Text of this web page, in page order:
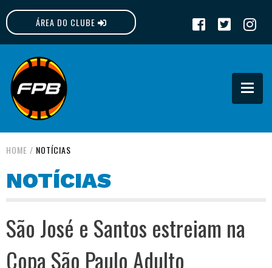
ÁREA DO CLUBE
FPB
HOME / NOTÍCIAS
NOTÍCIAS
São José e Santos estreiam na
Copa São Paulo Adulto